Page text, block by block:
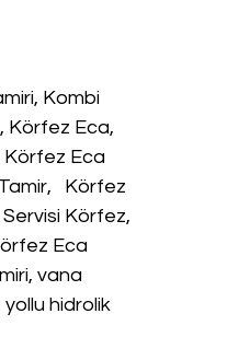
Kombi
Körfez Eca,
Körfez Eca
Körfez
Servisi Körfez,
Eca
vana
hidrolik